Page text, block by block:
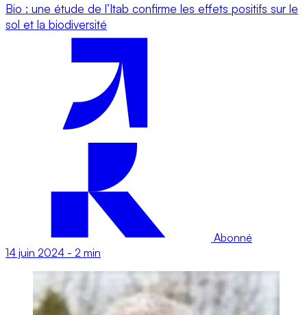
Bio : une étude de l’Itab confirme les effets positifs sur le
sol et la biodiversité
Abonné
14 juin 2024 - 2 min